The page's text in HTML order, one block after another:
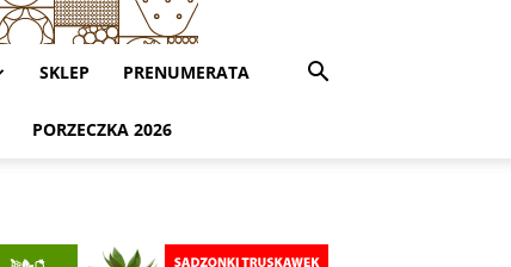
SKLEP PRENUMERATA
PORZECZKA 2026